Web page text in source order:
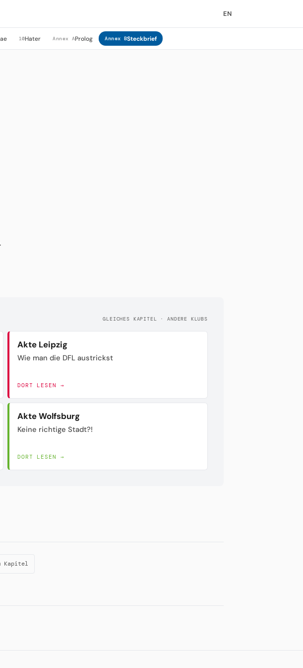
EN
10Hater Annex AProlog Annex BSteckbrief
GLEICHES KAPITEL · ANDERE KLUBS
Akte Leipzig
Wie man die DFL austrickst
DORT LESEN →
Akte Wolfsburg
Keine richtige Stadt?!
DORT LESEN →
Kapitel